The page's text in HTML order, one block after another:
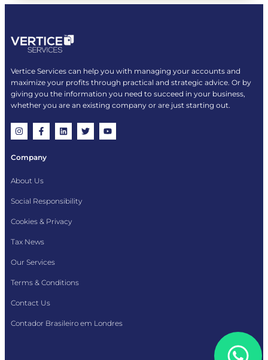
Vertice Services can help you with managing your accounts and
maximize your profits through practical and strategic advice. Or by
giving you the information you need to succeed in your business,
whether you are an existing company or are just starting out.
Company
About Us
Social Responsibility
Cookies & Privacy
Tax News
Our Services
Terms & Conditions
Contact Us
Contador Brasileiro em Londres